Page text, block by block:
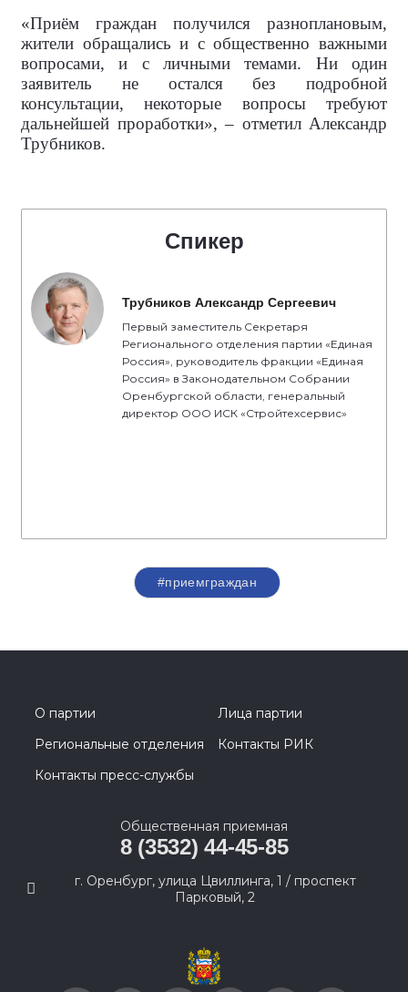
«Приём граждан получился разноплановым,
жители обращались и с общественно важными
вопросами, и с личными темами. Ни один
заявитель не остался без подробной
консультации, некоторые вопросы требуют
дальнейшей проработки», – отметил Александр
Трубников.
Спикер
Трубников Александр Сергеевич
Первый заместитель Секретаря
Регионального отделения партии «Единая
Россия», руководитель фракции «Единая
Россия» в Законодательном Собрании
Оренбургской области, генеральный
директор ООО ИСК «Стройтехсервис»
#приемграждан
О партии
Лица партии
Региональные отделения
Контакты РИК
Контакты пресс-службы
Общественная приемная
8 (3532) 44-45-85
г. Оренбург, улица Цвиллинга, 1 / проспект
Парковый, 2